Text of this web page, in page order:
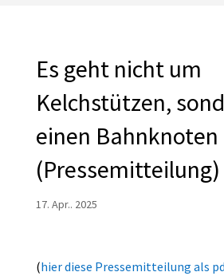
Es geht nicht um
Kelchstützen,
einen Bahnknoten
(Pressemitteilung)
17. Apr.. 2025
(hier diese Pressemitteilung als